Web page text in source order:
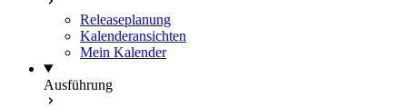
Releaseplanung
Kalenderansichten
Mein Kalender
Ausführung